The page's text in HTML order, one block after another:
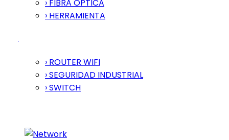
› FIBRA ÓPTICA
› HERRAMIENTA
› ROUTER WIFI
› SEGURIDAD INDUSTRIAL
› SWITCH